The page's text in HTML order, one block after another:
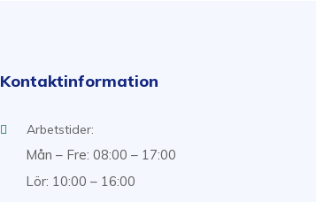
Kontaktinformation
Arbetstider:
Mån – Fre: 08:00 – 17:00
Lör: 10:00 – 16:00